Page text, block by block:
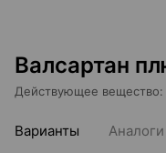
Валсартан
Действующее вещество:
Варианты Аналоги